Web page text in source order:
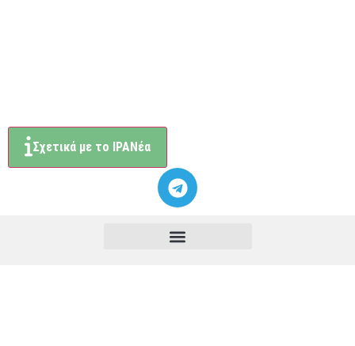
Σχετικά με το ΙΡΑΝέα